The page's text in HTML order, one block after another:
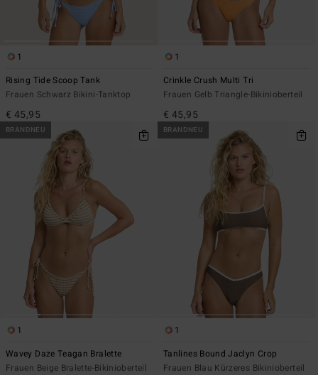
1
Rising Tide Scoop Tank
Frauen Schwarz Bikini-Tanktop
€ 45,95
1
Crinkle Crush Multi Tri
Frauen Gelb Triangle-Bikinioberteil
€ 45,95
BRANDNEU
1
Wavey Daze Teagan Bralette
Frauen Beige Bralette-Bikinioberteil
BRANDNEU
1
Tanlines Bound Jaclyn Crop
Frauen Blau Kürzeres Bikinioberteil